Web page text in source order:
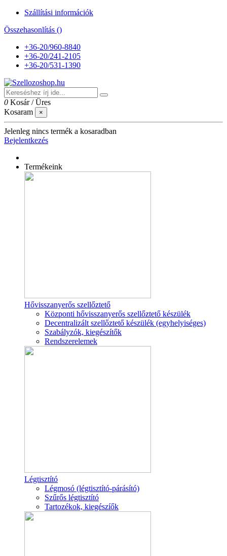
Szállítási információk
Összehasonlítás ()
+36-20/960-8840
+36-20/241-2105
+36-20/531-1390
0 Kosár /Üres
Kosaram
×
Jelenleg nincs termék a kosaradban
Bejelentkezés
Termékeink
Hővisszanyerős szellőztető
Központi hővisszanyerős szellőztető készülék
Decentralizált szellőztető készülék (egyhelyiséges)
Szabályzók, kiegészítők
Rendszerelemek
Légtisztító
Légmosó (légtisztító-párásító)
Szűrős légtisztító
Tartozékok, kiegészíők